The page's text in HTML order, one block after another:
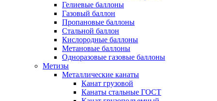
Гелиевые баллоны
Газовый баллон
Пропановые баллоны
Стальной баллон
Кислородные баллоны
Метановые баллоны
Одноразовые газовые баллоны
Метизы
Металлические канаты
Канат грузовой
Канаты стальные ГОСТ